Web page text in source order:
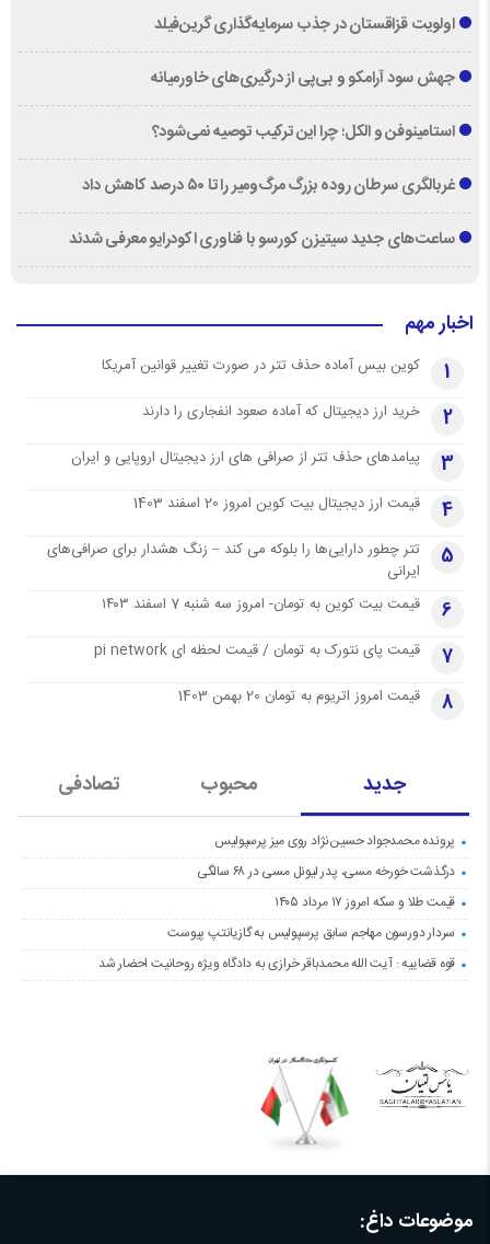
اولویت قزاقستان در جذب سرمایه‌گذاری گرین‌فیلد
جهش سود آرامکو و بی‌پی از درگیری‌های خاورمیانه
استامینوفن و الکل؛ چرا این ترکیب توصیه نمی‌شود؟
غربالگری سرطان روده بزرگ مرگ‌ومیر را تا ۵۰ درصد کاهش داد
ساعت‌های جدید سیتیزن کورسو با فناوری اکودرایو معرفی شدند
اخبار مهم
1 کوین بیس آماده حذف تتر در صورت تغییر قوانین آمریکا
2 خرید ارز دیجیتال که آماده صعود انفجاری را دارند
3 پیامدهای حذف تتر از صرافی های ارز دیجیتال اروپایی و ایران
4 قیمت ارز دیجیتال بیت کوین امروز 20 اسفند 1403
5
تتر چطور دارایی‌ها را بلوکه می کند – زنگ هشدار برای صرافی‌های
ایرانی
6 قیمت بیت کوین به تومان- امروز سه شنبه 7 اسفند ۱۴۰۳
7 قیمت پای نتورک به تومان / قیمت لحظه ای pi network
8 قیمت امروز اتریوم به تومان 20 بهمن 1403
جدید محبوب تصادفی
پرونده محمدجواد حسین‌نژاد روی میز پرسپولیس
درگذشت خورخه مسی، پدر لیونل مسی در ۶۸ سالگی
قیمت طلا و سکه امروز ۱۷ مرداد ۱۴۰۵
سردار دورسون مهاجم سابق پرسپولیس به گازیانتپ پیوست
قوه قضاییه : آیت الله محمدباقر خرازی به دادگاه ویژه روحانیت احضار شد
موضوعات داغ: